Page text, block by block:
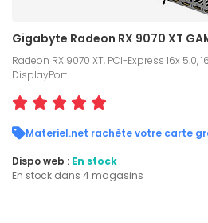
Gigabyte Radeon RX 9070 XT
Radeon RX 9070 XT, PCI-Express 16x 5.0,
DisplayPort
Materiel.net rachète votre carte
Dispo web : En stock
En stock dans 4 magasins